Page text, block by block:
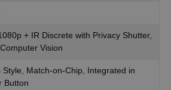
+ IR Discrete with Privacy Shutter,
Vision
Style, Match-on-Chip, Integrated in
Button